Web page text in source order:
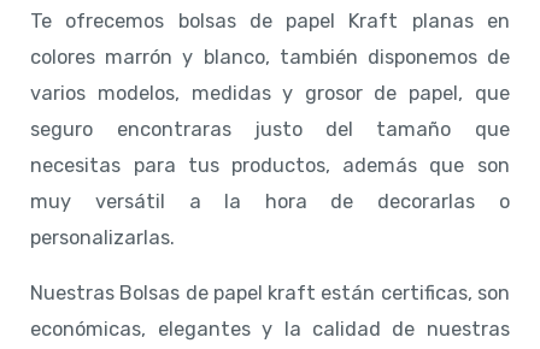
Te ofrecemos bolsas de papel Kraft planas en
colores marrón y blanco, también disponemos de
varios modelos, medidas y grosor de papel, que
seguro encontraras justo del tamaño que
necesitas para tus productos, además que son
muy versátil a la hora de decorarlas o
personalizarlas.
Nuestras Bolsas de papel kraft están certificas, son
económicas, elegantes y la calidad de nuestras